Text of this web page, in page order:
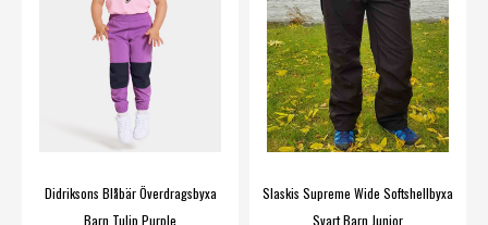
Didriksons Blåbär Överdragsbyxa
Barn Tulip Purple
Slaskis Supreme Wide Softshellbyxa
Svart Barn Junior